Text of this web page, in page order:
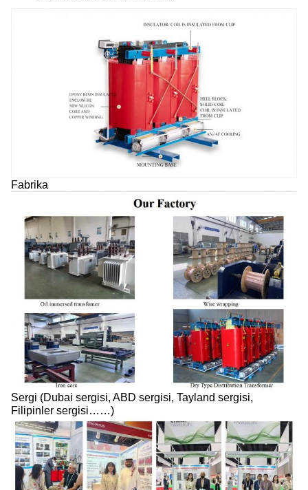
Fabrika
Sergi (Dubai sergisi, ABD sergisi, Tayland sergisi,
Filipinler sergisi……)